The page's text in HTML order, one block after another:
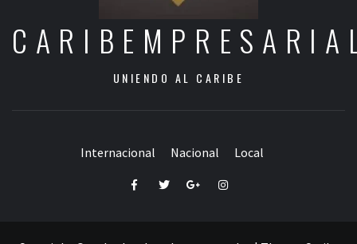
UNIENDO AL CARIBE
Internacional Nacional Local
FacebookTwitterGoogle+Instagram